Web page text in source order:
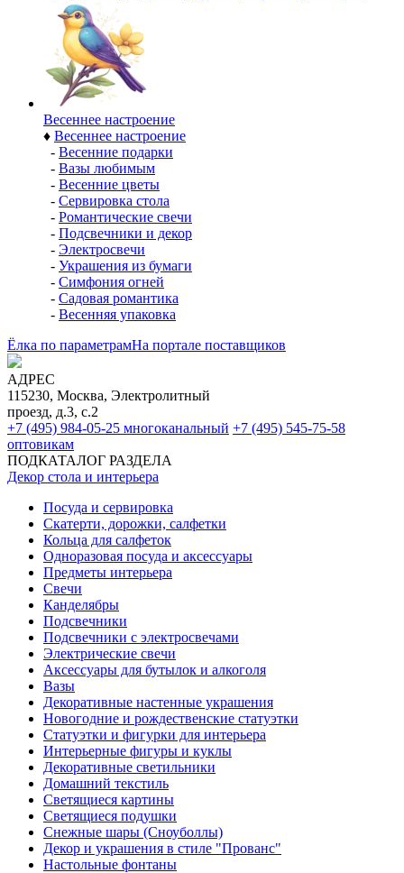
Весеннее настроение
♦ Весеннее настроение
- Весенние подарки
- Вазы любимым
- Весенние цветы
- Сервировка стола
- Романтические свечи
- Подсвечники и декор
- Электросвечи
- Украшения из бумаги
- Симфония огней
- Садовая романтика
- Весенняя упаковка
Ёлка по параметрамНа портале поставщиков
АДРЕС
115230, Москва, Электролитный
проезд, д.3, с.2
+7 (495) 984-05-25 многоканальный +7 (495) 545-75-58
оптовикам
ПОДКАТАЛОГ РАЗДЕЛА
Декор стола и интерьера
Посуда и сервировка
Скатерти, дорожки, салфетки
Кольца для салфеток
Одноразовая посуда и аксессуары
Предметы интерьера
Свечи
Канделябры
Подсвечники
Подсвечники с электросвечами
Электрические свечи
Аксессуары для бутылок и алкоголя
Вазы
Декоративные настенные украшения
Новогодние и рождественские статуэтки
Статуэтки и фигурки для интерьера
Интерьерные фигуры и куклы
Декоративные светильники
Домашний текстиль
Светящиеся картины
Светящиеся подушки
Снежные шары (Сноуболлы)
Декор и украшения в стиле "Прованс"
Настольные фонтаны